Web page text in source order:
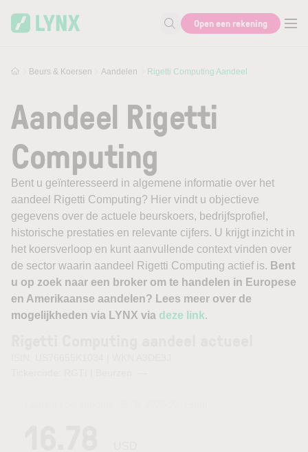
Zoek naar informatie
Open een rekening
Beurs & Koersen Aandelen Rigetti Computing Aandeel
Aandeel Rigetti
Computing
Bent u geïnteresseerd in algemene informatie over het
aandeel Rigetti Computing? Hier vindt u objectieve
gegevens over de actuele beurskoers, bedrijfsprofiel,
historische prestaties en relevante cijfers. U krijgt inzicht in
het koersverloop en kunt aanvullende context vinden over
de sector waarin aandeel Rigetti Computing actief is. Bent
u op zoek naar een broker om te handelen in Europese
en Amerikaanse aandelen? Lees meer over de
mogelijkheden via LYNX via deze link.